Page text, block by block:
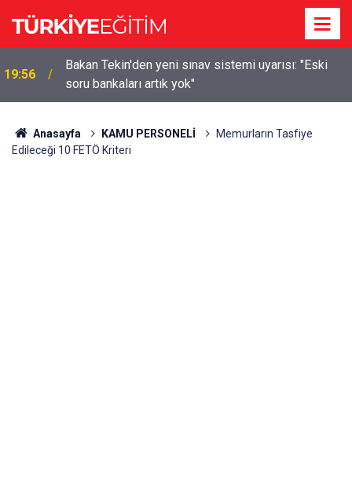
19:56
Bakan Tekin'den yeni sınav sistemi uyarısı: "Eski
soru bankaları artık yok"
Anasayfa KAMU PERSONELİ
Memurların Tasfiye
Edileceği 10 FETÖ Kriteri